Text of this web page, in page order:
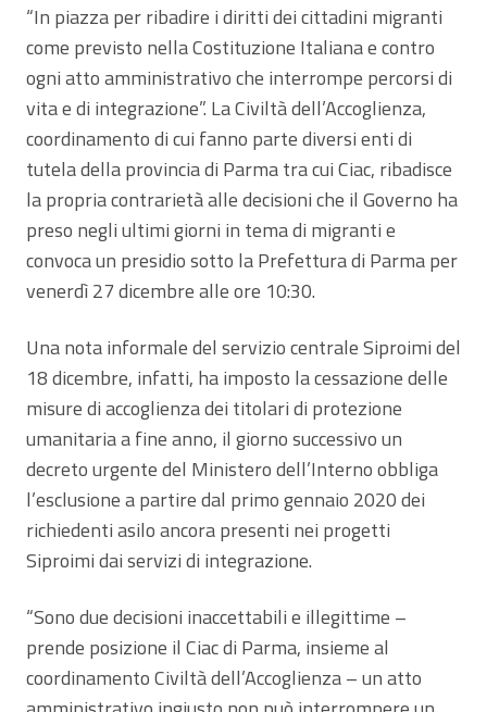
“In piazza per ribadire i diritti dei cittadini migranti
come previsto nella Costituzione Italiana e contro
ogni atto amministrativo che interrompe percorsi di
vita e di integrazione”. La Civiltà dell’Accoglienza,
coordinamento di cui fanno parte diversi enti di
tutela della provincia di Parma tra cui Ciac, ribadisce
la propria contrarietà alle decisioni che il Governo ha
preso negli ultimi giorni in tema di migranti e
convoca un presidio sotto la Prefettura di Parma per
venerdì 27 dicembre alle ore 10:30.
Una nota informale del servizio centrale Siproimi del
18 dicembre, infatti, ha imposto la cessazione delle
misure di accoglienza dei titolari di protezione
umanitaria a fine anno, il giorno successivo un
decreto urgente del Ministero dell’Interno obbliga
l’esclusione a partire dal primo gennaio 2020 dei
richiedenti asilo ancora presenti nei progetti
Siproimi dai servizi di integrazione.
“Sono due decisioni inaccettabili e illegittime –
prende posizione il Ciac di Parma, insieme al
coordinamento Civiltà dell’Accoglienza – un atto